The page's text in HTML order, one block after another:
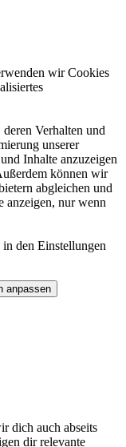
wir Cookies
Verhalten und
unserer
Inhalte anzuzeigen
können wir
abgleichen und
anzeigen, nur wenn
den Einstellungen
anpassen
dich auch abseits
dir relevante